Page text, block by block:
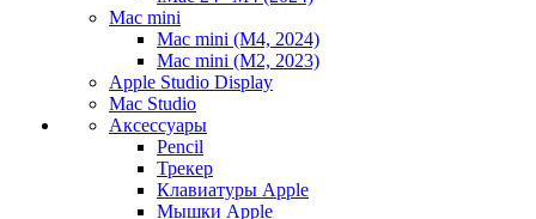
Mac mini
Mac mini (M4, 2024)
Mac mini (M2, 2023)
Apple Studio Display
Mac Studio
Аксессуары
Pencil
Трекер
Клавиатуры Apple
Мышки Apple